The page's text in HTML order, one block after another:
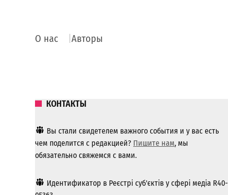
О нас Авторы
КОНТАКТЫ
Вы стали свидетелем важного события и у вас есть
чем поделится с редакцией? Пишите нам, мы
обязательно свяжемся с вами.
Идентификатор в Реєстрі суб'єктів у сфері медіа R40-